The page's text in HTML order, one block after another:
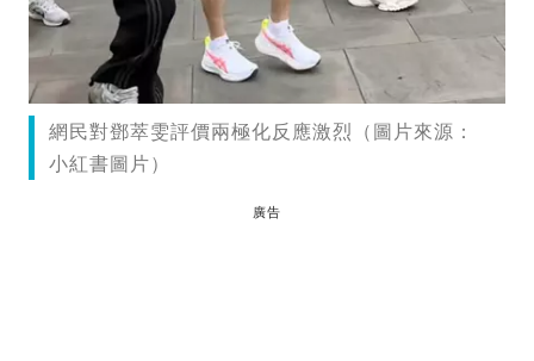
網民對鄧萃雯評價兩極化反應激烈（圖片來源：
小紅書圖片）
廣告